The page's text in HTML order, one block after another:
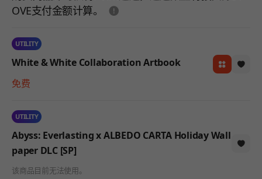
OVE支付金额计算。
도움말
UTILITY
White & White Collaboration Artbook
免费
UTILITY
Abyss: Everlasting x ALBEDO CARTA Holiday Wall
paper DLC [SP]
该商品目前无法使用。